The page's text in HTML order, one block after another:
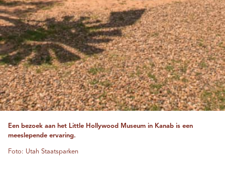
Een bezoek aan het Little Hollywood Museum in Kanab is een
meeslepende ervaring.
Foto: Utah Staatsparken